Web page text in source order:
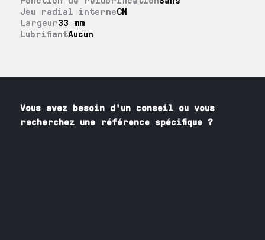
Jeu radial interneCN
Largeur33 mm
LubrifiantAucun
Vous avez besoin d'un conseil ou vous
recherchez une référence spécifique ?